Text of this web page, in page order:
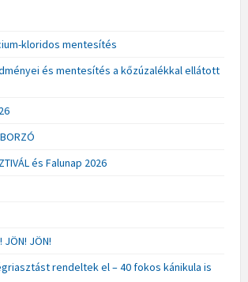
kloridos mentesítés
és mentesítés a kőzúzalékkal ellátott
és Falunap 2026
JÖN! JÖN!
rendeltek el – 40 fokos kánikula is